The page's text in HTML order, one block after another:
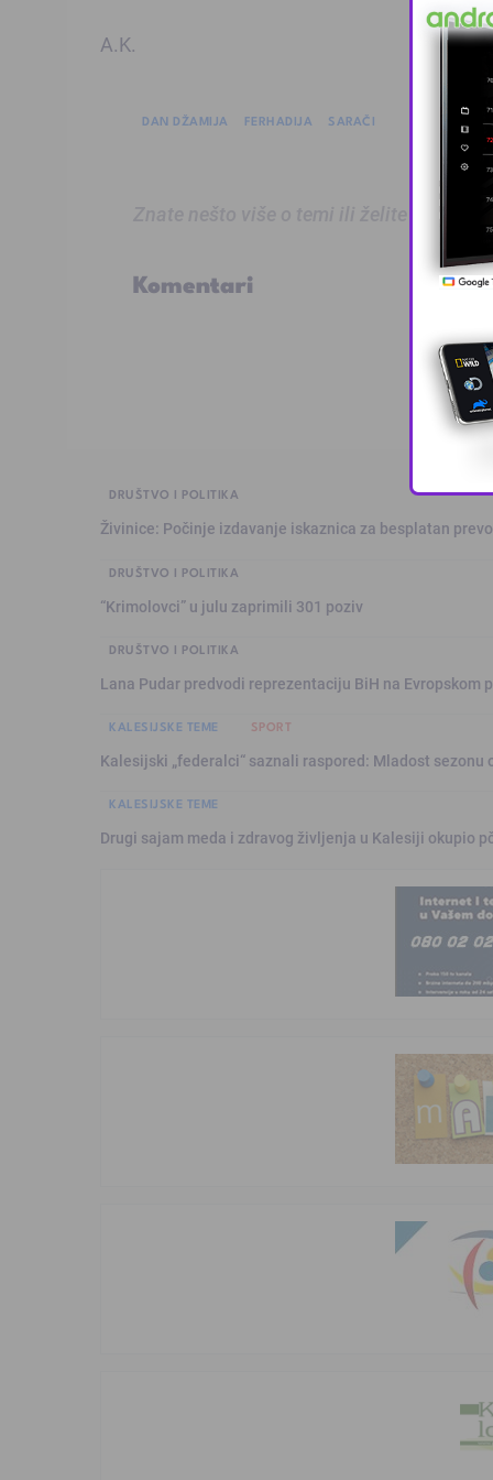
A.K.
DAN DŽAMIJA FERHADIJA SARAČI
Znate nešto više o temi ili želite prijaviti
Komentari
DRUŠTVO I POLITIKA
Živinice: Počinje izdavanje iskaznica za besplatan
DRUŠTVO I POLITIKA
“Krimolovci” u julu zaprimili 301 poziv
DRUŠTVO I POLITIKA
Lana Pudar predvodi reprezentaciju BiH na Evropskom
KALESIJSKE TEME SPORT
Kalesijski „federalci“ saznali raspored: Mladost sezonu
KALESIJSKE TEME
Drugi sajam meda i zdravog življenja u Kalesiji okupio